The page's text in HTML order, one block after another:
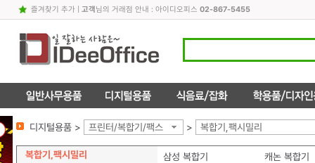
즐겨찾기 추가| 고객님의 거래점 안내 : 아이디오피스 02-867-5455
디지털용품 > 프린터/복합기/팩스 > 복합기,팩시밀리
복합기,팩시밀리 삼성 복합기 캐논 복합기